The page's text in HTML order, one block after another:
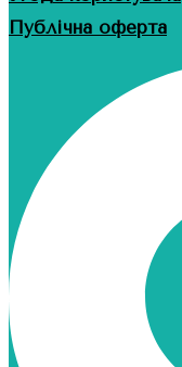
Публічна оферта